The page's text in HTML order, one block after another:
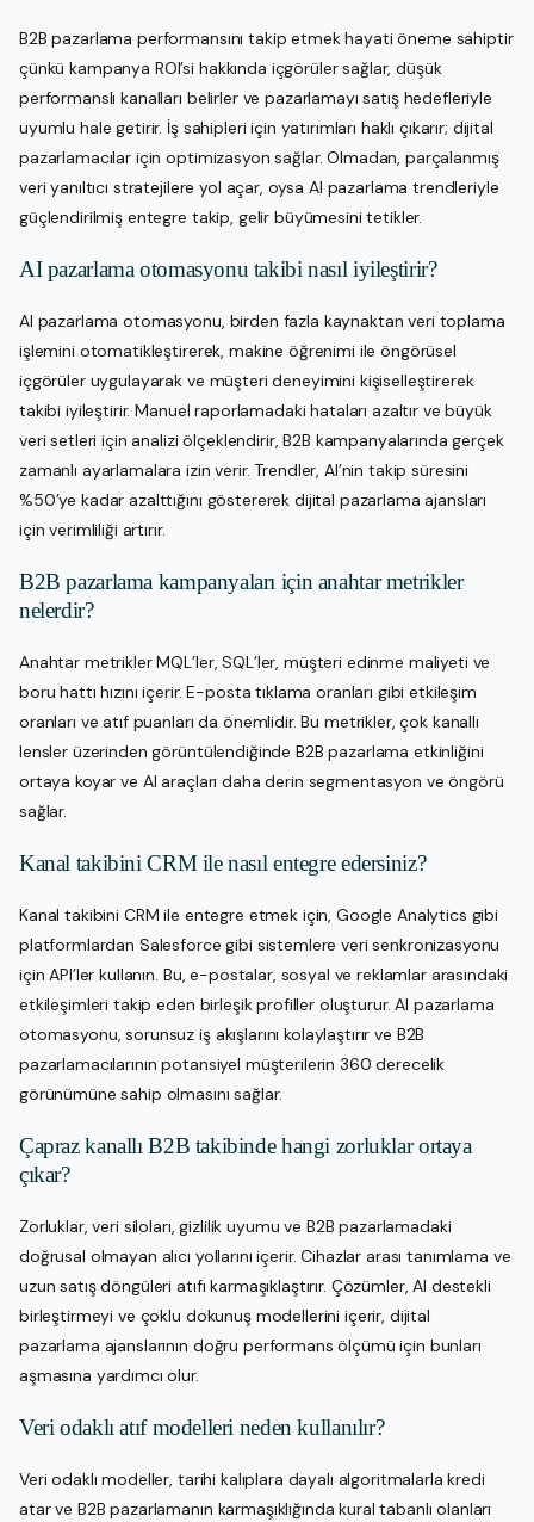
B2B pazarlama performansını takip etmek hayati öneme sahiptir
çünkü kampanya ROI’si hakkında içgörüler sağlar, düşük
performanslı kanalları belirler ve pazarlamayı satış hedefleriyle
uyumlu hale getirir. İş sahipleri için yatırımları haklı çıkarır; dijital
pazarlamacılar için optimizasyon sağlar. Olmadan, parçalanmış
veri yanıltıcı stratejilere yol açar, oysa AI pazarlama trendleriyle
güçlendirilmiş entegre takip, gelir büyümesini tetikler.
AI pazarlama otomasyonu takibi nasıl iyileştirir?
AI pazarlama otomasyonu, birden fazla kaynaktan veri toplama
işlemini otomatikleştirerek, makine öğrenimi ile öngörüsel
içgörüler uygulayarak ve müşteri deneyimini kişiselleştirerek
takibi iyileştirir. Manuel raporlamadaki hataları azaltır ve büyük
veri setleri için analizi ölçeklendirir, B2B kampanyalarında gerçek
zamanlı ayarlamalara izin verir. Trendler, AI’nin takip süresini
%50’ye kadar azalttığını göstererek dijital pazarlama ajansları
için verimliliği artırır.
B2B pazarlama kampanyaları için anahtar metrikler
nelerdir?
Anahtar metrikler MQL’ler, SQL’ler, müşteri edinme maliyeti ve
boru hattı hızını içerir. E-posta tıklama oranları gibi etkileşim
oranları ve atıf puanları da önemlidir. Bu metrikler, çok kanallı
lensler üzerinden görüntülendiğinde B2B pazarlama etkinliğini
ortaya koyar ve AI araçları daha derin segmentasyon ve öngörü
sağlar.
Kanal takibini CRM ile nasıl entegre edersiniz?
Kanal takibini CRM ile entegre etmek için, Google Analytics gibi
platformlardan Salesforce gibi sistemlere veri senkronizasyonu
için API’ler kullanın. Bu, e-postalar, sosyal ve reklamlar arasındaki
etkileşimleri takip eden birleşik profiller oluşturur. AI pazarlama
otomasyonu, sorunsuz iş akışlarını kolaylaştırır ve B2B
pazarlamacılarının potansiyel müşterilerin 360 derecelik
görünümüne sahip olmasını sağlar.
Çapraz kanallı B2B takibinde hangi zorluklar ortaya
çıkar?
Zorluklar, veri siloları, gizlilik uyumu ve B2B pazarlamadaki
doğrusal olmayan alıcı yollarını içerir. Cihazlar arası tanımlama ve
uzun satış döngüleri atıfı karmaşıklaştırır. Çözümler, AI destekli
birleştirmeyi ve çoklu dokunuş modellerini içerir, dijital
pazarlama ajanslarının doğru performans ölçümü için bunları
aşmasına yardımcı olur.
Veri odaklı atıf modelleri neden kullanılır?
Veri odaklı modeller, tarihi kalıplara dayalı algoritmalarla kredi
atar ve B2B pazarlamanın karmaşıklığında kural tabanlı olanları